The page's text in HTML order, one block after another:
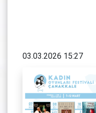
03.03.2026 15:27